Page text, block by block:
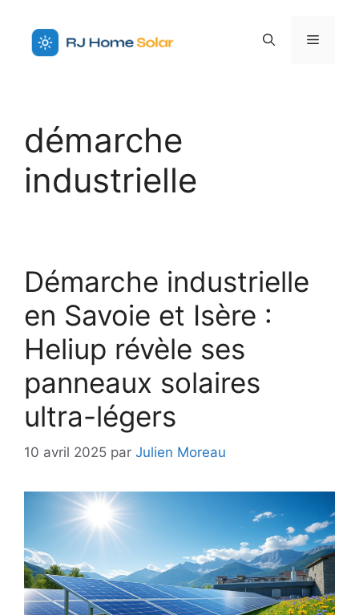
contenu
Menu
démarche
industrielle
Démarche industrielle
en Savoie et Isère :
Heliup révèle ses
panneaux solaires
ultra-légers
10 avril 2025 par Julien Moreau